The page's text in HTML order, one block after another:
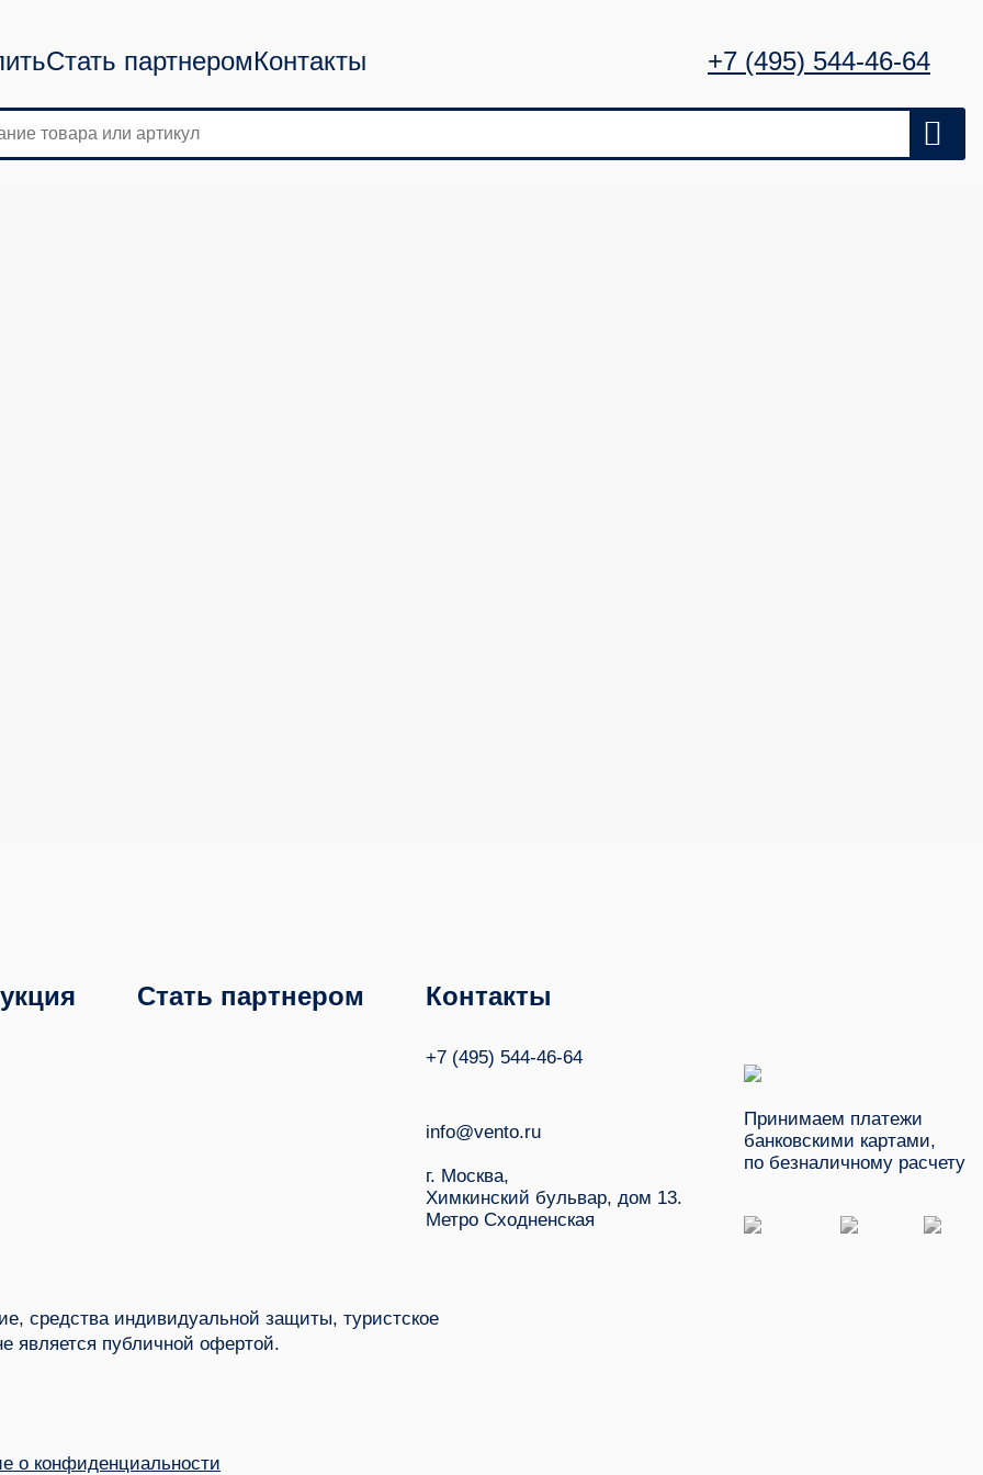
Стать партнеромКонтакты +7 (495) 544-46-64
Стать партнером Контакты
+7 (495) 544-46-64
info@vento.ru
г. Москва,
Химкинский бульвар, дом 13.
Метро Сходненская
Принимаем платежи
банковскими картами,
по безналичному расчету
средства индивидуальной защиты, туристское
является публичной офертой.
о конфиденциальности